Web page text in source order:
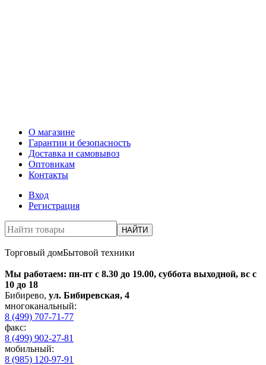
О магазине
Гарантии и безопасность
Доставка и самовывоз
Оптовикам
Контакты
Вход
Регистрация
НАЙТИ
Торговый домБытовой техники
Мы работаем: пн-пт с 8.30 до 19.00, суббота выходной, вс с
10 до 18
Бибирево, ул. Бибиревская, 4
многоканальный:
8 (499) 707-71-77
факс:
8 (499) 902-27-81
мобильный:
8 (985) 120-97-91